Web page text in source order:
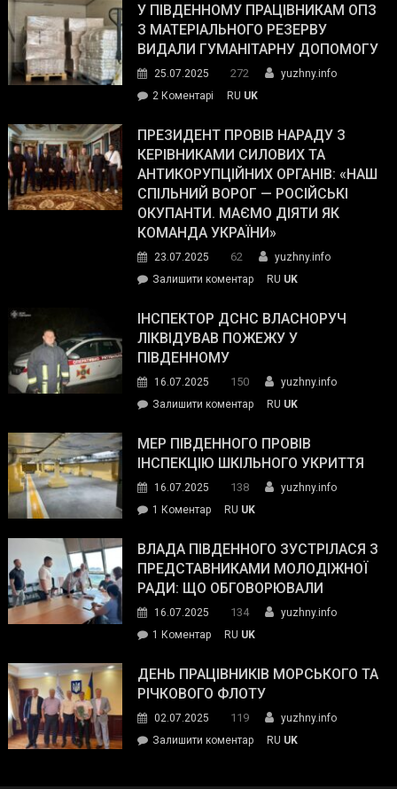
завойовує
симпатії
виборців
The
Street
Journal.
У ПІВДЕННОМУ ПРАЦІВНИКАМ ОПЗ
З МАТЕРІАЛЬНОГО РЕЗЕРВУ
ВИДАЛИ ГУМАНІТАРНУ ДОПОМОГУ
25.07.2025 272
yuzhny.info
2 Коментарі
Південному
працівникам
ОПЗ
з
матеріального
резерву
гуманітарну
допомогу
RU UK
ПРЕЗИДЕНТ ПРОВІВ НАРАДУ З
КЕРІВНИКАМИ СИЛОВИХ ТА
АНТИКОРУПЦІЙНИХ ОРГАНІВ: «НАШ
СПІЛЬНИЙ ВОРОГ — РОСІЙСЬКІ
ОКУПАНТИ. МАЄМО ДІЯТИ ЯК
КОМАНДА УКРАЇНИ»
23.07.2025 62
yuzhny.info
Залишити коментарon
провів
нараду
силових
та
органів:
«Наш
спільний
окупанти.
Маємо
діяти
команда
RU UK
ІНСПЕКТОР ДСНС ВЛАСНОРУЧ
ЛІКВІДУВАВ ПОЖЕЖУ У
ПІВДЕННОМУ
16.07.2025 150
yuzhny.info
Залишити коментарon
ДСНС
власноруч
пожежу
у
RU UK
МЕР ПІВДЕННОГО ПРОВІВ
ІНСПЕКЦІЮ ШКІЛЬНОГО УКРИТТЯ
16.07.2025 138
yuzhny.info
1 Коментардо
Південного
провів
інспекцію
RU UK
ВЛАДА ПІВДЕННОГО ЗУСТРІЛАСЯ З
ПРЕДСТАВНИКАМИ МОЛОДІЖНОЇ
РАДИ: ЩО ОБГОВОРЮВАЛИ
16.07.2025 134
yuzhny.info
1 Коментардо
Південного
зустрілася
представниками
молодіжної
RU UK
ДЕНЬ ПРАЦІВНИКІВ МОРСЬКОГО ТА
РІЧКОВОГО ФЛОТУ
02.07.2025 119
yuzhny.info
Залишити коментарon
RU UK